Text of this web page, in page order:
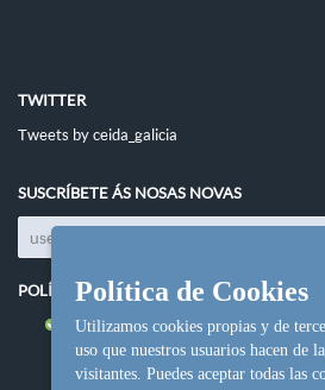
TWITTER
Tweets by ceida_galicia
SUSCRÍBETE ÁS NOSAS NOVAS
POLÍTICAS DO SITIO
Política de cookies
Política de Cookies
Utilizamos cookies propias y de
uso que nuestros usuarios hacen de
visitantes. Puedes aceptar todas las